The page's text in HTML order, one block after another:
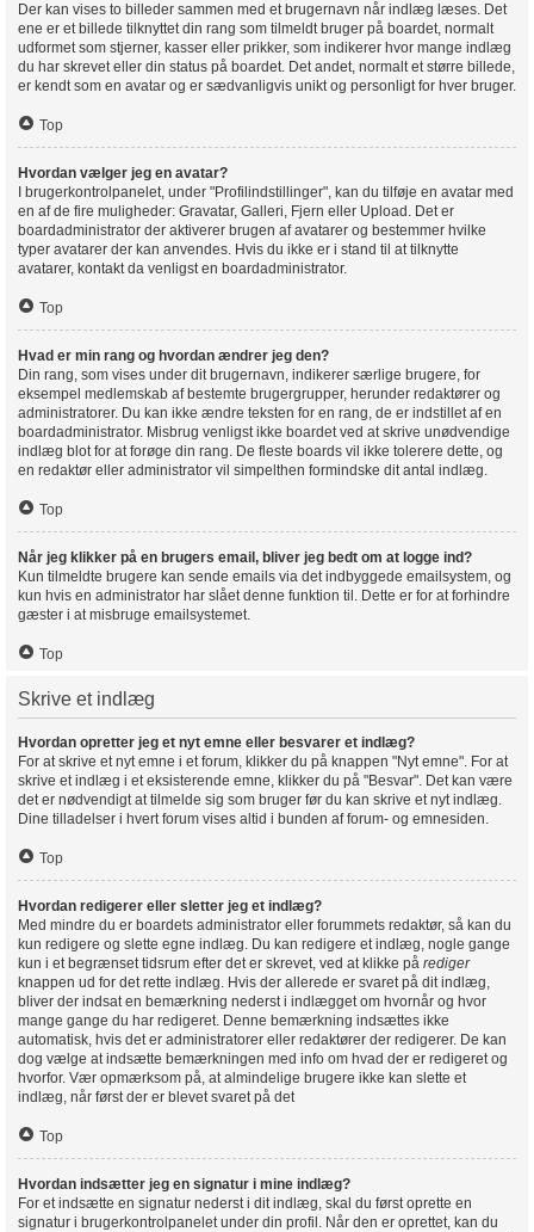
Der kan vises to billeder sammen med et brugernavn når indlæg læses. Det
ene er et billede tilknyttet din rang som tilmeldt bruger på boardet, normalt
udformet som stjerner, kasser eller prikker, som indikerer hvor mange indlæg
du har skrevet eller din status på boardet. Det andet, normalt et større billede,
er kendt som en avatar og er sædvanligvis unikt og personligt for hver bruger.
Top
Hvordan vælger jeg en avatar?
I brugerkontrolpanelet, under "Profilindstillinger", kan du tilføje en avatar med
en af de fire muligheder: Gravatar, Galleri, Fjern eller Upload. Det er
boardadministrator der aktiverer brugen af avatarer og bestemmer hvilke
typer avatarer der kan anvendes. Hvis du ikke er i stand til at tilknytte
avatarer, kontakt da venligst en boardadministrator.
Top
Hvad er min rang og hvordan ændrer jeg den?
Din rang, som vises under dit brugernavn, indikerer særlige brugere, for
eksempel medlemskab af bestemte brugergrupper, herunder redaktører og
administratorer. Du kan ikke ændre teksten for en rang, de er indstillet af en
boardadministrator. Misbrug venligst ikke boardet ved at skrive unødvendige
indlæg blot for at forøge din rang. De fleste boards vil ikke tolerere dette, og
en redaktør eller administrator vil simpelthen formindske dit antal indlæg.
Top
Når jeg klikker på en brugers email, bliver jeg bedt om at logge ind?
Kun tilmeldte brugere kan sende emails via det indbyggede emailsystem, og
kun hvis en administrator har slået denne funktion til. Dette er for at forhindre
gæster i at misbruge emailsystemet.
Top
Skrive et indlæg
Hvordan opretter jeg et nyt emne eller besvarer et indlæg?
For at skrive et nyt emne i et forum, klikker du på knappen "Nyt emne". For at
skrive et indlæg i et eksisterende emne, klikker du på "Besvar". Det kan være
det er nødvendigt at tilmelde sig som bruger før du kan skrive et nyt indlæg.
Dine tilladelser i hvert forum vises altid i bunden af forum- og emnesiden.
Top
Hvordan redigerer eller sletter jeg et indlæg?
Med mindre du er boardets administrator eller forummets redaktør, så kan du
kun redigere og slette egne indlæg. Du kan redigere et indlæg, nogle gange
kun i et begrænset tidsrum efter det er skrevet, ved at klikke på rediger
knappen ud for det rette indlæg. Hvis der allerede er svaret på dit indlæg,
bliver der indsat en bemærkning nederst i indlægget om hvornår og hvor
mange gange du har redigeret. Denne bemærkning indsættes ikke
automatisk, hvis det er administratorer eller redaktører der redigerer. De kan
dog vælge at indsætte bemærkningen med info om hvad der er redigeret og
hvorfor. Vær opmærksom på, at almindelige brugere ikke kan slette et
indlæg, når først der er blevet svaret på det
Top
Hvordan indsætter jeg en signatur i mine indlæg?
For et indsætte en signatur nederst i dit indlæg, skal du først oprette en
signatur i brugerkontrolpanelet under din profil. Når den er oprettet, kan du